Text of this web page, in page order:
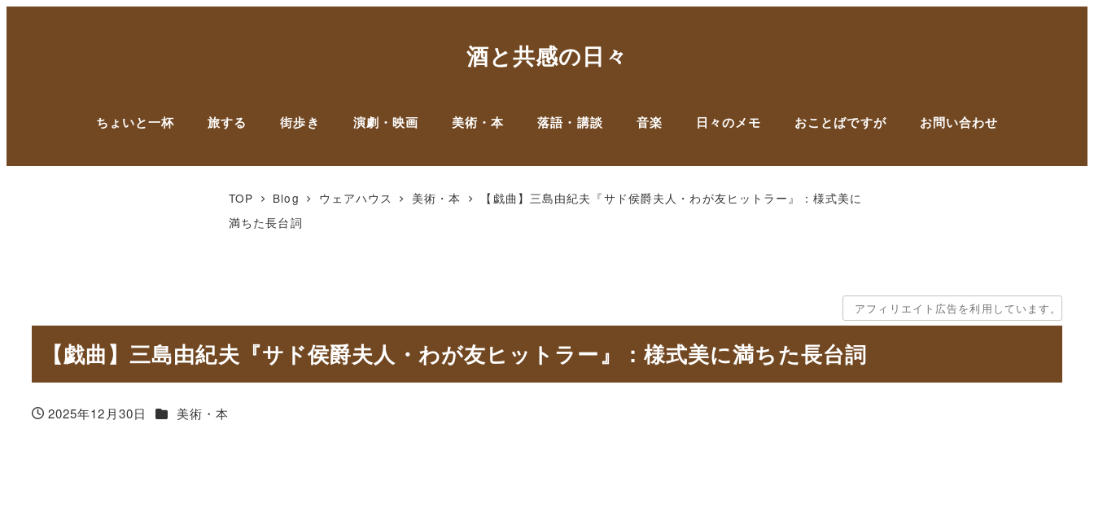
酒と共感の日々
ちょいと一杯 旅する 街歩き 演劇・映画 美術・本 落語・講談 音楽 日々のメモ おことばですが お問い合わせ
TOP Blog ウェアハウス 美術・本
【戯曲】三島由紀夫『サド侯爵夫人・わが友ヒットラー』：様式美に
満ちた長台詞
アフィリエイト広告を利用しています。
【戯曲】三島由紀夫『サド侯爵夫人・わが友ヒットラー』：様式美に満ちた長台詞
2025年12月30日 カテゴリー
美術・本